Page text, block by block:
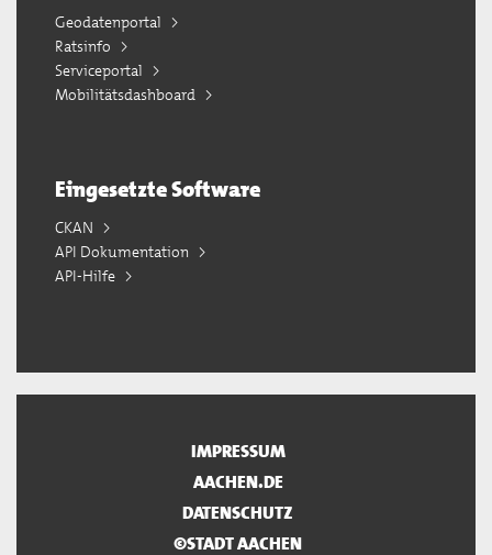
Geodatenportal
Ratsinfo
Serviceportal
Mobilitätsdashboard
Eingesetzte Software
CKAN
API Dokumentation
API-Hilfe
IMPRESSUM
AACHEN.DE
DATENSCHUTZ
©STADT AACHEN